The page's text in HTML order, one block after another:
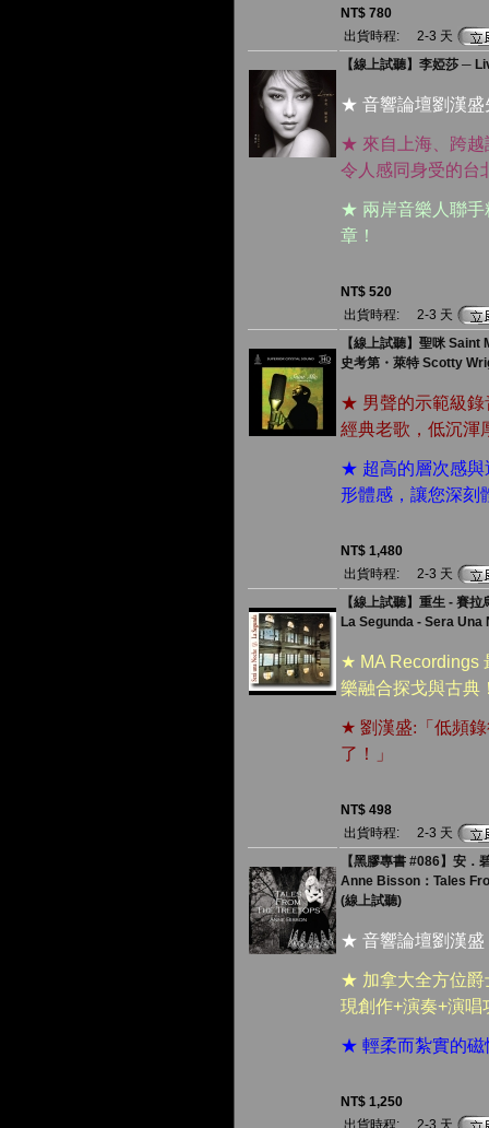
NT$ 780
出貨時程:
2-3 天
【線上試聽】李婭莎 ─
★ 音響論壇劉漢盛
★ 來自上海、跨越
令人感同身受的台
★ 兩岸音樂人聯手
章！
NT$ 520
出貨時程:
2-3 天
【線上試聽】聖咪 Saint
史考第・萊特 Scotty
★ 男聲的示範級錄
經典老歌，低沉渾
★ 超高的層次感與
形體感，讓您深刻
NT$ 1,480
出貨時程:
2-3 天
【線上試聽】重生 - 賽
La Segunda - Sera Una
★ MA Recordings
樂融合探戈與古典
★ 劉漢盛:「低頻
了 ！」
NT$ 498
出貨時程:
2-3 天
【黑膠專書 #086】安．
Anne Bisson：Tales
(線上試聽)
★ 音響論壇劉漢盛
★ 加拿大全方位爵
現創作+演奏+演
★ 輕柔而紮實的磁
NT$ 1,250
出貨時程:
2-3 天